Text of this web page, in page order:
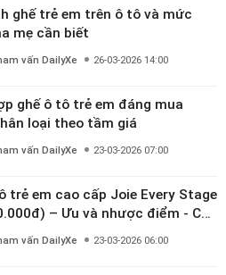
ghế trẻ em trên ô tô và mức
mẹ cần biết
vấn DailyXe 26-03-2026 14:00
ghế ô tô trẻ em đáng mua
loại theo tầm giá
vấn DailyXe 23-03-2026 07:00
trẻ em cao cấp Joie Every Stage
– Ưu và nhược điểm - Có
tư cho bé từ 0–12 tuổi?
vấn DailyXe 23-03-2026 06:00